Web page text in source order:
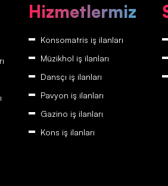
Hizmetlermiz
Konsomatris iş ilanları
Müzikhol iş ilanları
Dansçı iş ilanları
Pavyon iş ilanları
Gazino iş ilanları
Kons iş ilanları